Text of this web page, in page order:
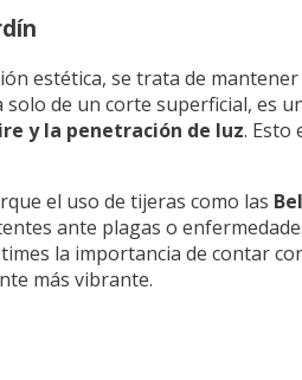
estética, se trata de
de un corte superficial, es
y la penetración de luz. Esto
el uso de tijeras como las
ante plagas o
la importancia de contar
más vibrante.